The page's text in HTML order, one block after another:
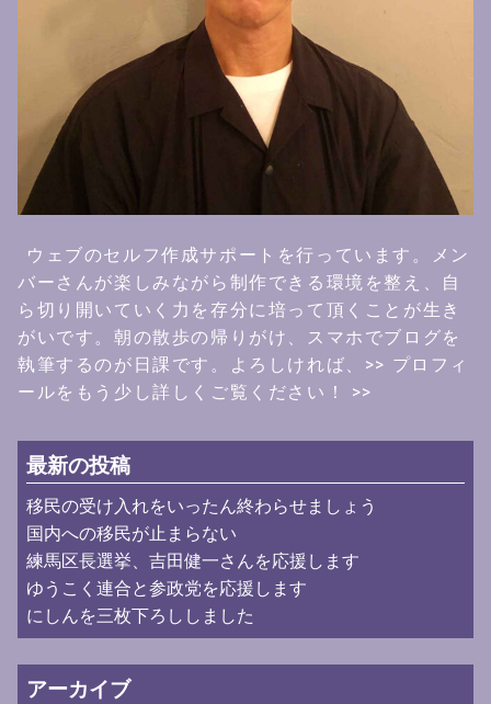
ウェブのセルフ作成サポートを行っています。メン
バーさんが楽しみながら制作できる環境を整え、自
ら切り開いていく力を存分に培って頂くことが生き
がいです。朝の散歩の帰りがけ、スマホでブログを
執筆するのが日課です。よろしければ、 >> プロフィ
ールをもう少し詳しくご覧ください！ >>
最新の投稿
移民の受け入れをいったん終わらせましょう
国内への移民が止まらない
練馬区長選挙、吉田健一さんを応援します
ゆうこく連合と参政党を応援します
にしんを三枚下ろししました
アーカイブ